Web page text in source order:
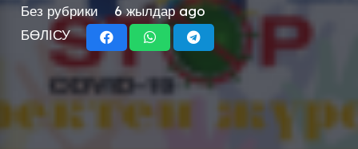
Без рубрики
6 жылдар ago
БӨЛІСУ